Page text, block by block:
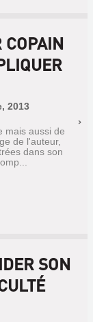
COPAIN
2013
mais aussi de
de l'auteur,
dans son
SON